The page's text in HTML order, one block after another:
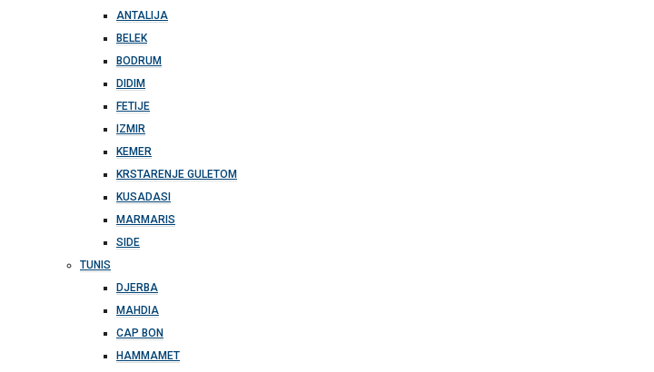
ANTALIJA
BELEK
BODRUM
DIDIM
FETIJE
IZMIR
KEMER
KRSTARENJE GULETOM
KUSADASI
MARMARIS
SIDE
TUNIS
DJERBA
MAHDIA
CAP BON
HAMMAMET